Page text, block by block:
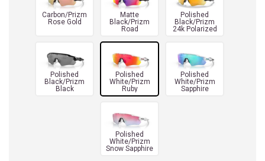
Carbon/Prizm
Rose Gold
Matte
Black/Prizm
Road
Polished
Black/Prizm
24k Polarized
Polished
Black/Prizm
Black
Polished
White/Prizm
Ruby
Polished
White/Prizm
Sapphire
Polished
White/Prizm
Snow Sapphire